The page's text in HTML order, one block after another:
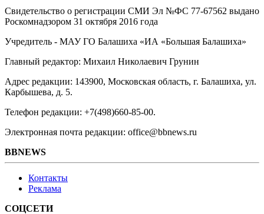
Свидетельство о регистрации СМИ Эл №ФС ‎77-67562 выдано
Роскомнадзором 31 октября 2016 года
Учредитель - МАУ ГО Балашиха «ИА «Большая Балашиха»
Главный редактор: Михаил Николаевич Грунин
Адрес редакции: 143900, Московская область, г. Балашиха, ул.
Карбышева, д. 5.
Телефон редакции: +7(498)660-85-00.
Электронная почта редакции: office@bbnews.ru
BBNEWS
Контакты
Реклама
СОЦСЕТИ